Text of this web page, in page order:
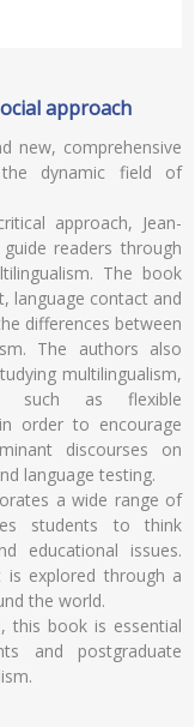
approach
new, comprehensive
dynamic field of
approach, Jean-
readers through
The book
language contact and
differences between
The authors also
multilingualism,
such as flexible
order to encourage
discourses on
language testing.
a wide range of
students to think
educational issues.
is explored through a
the world.
this book is essential
and postgraduate